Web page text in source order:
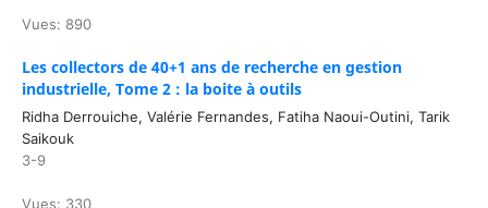
Vues: 890
Les collectors de 40+1 ans de recherche en gestion
industrielle, Tome 2 : la boite à outils
Ridha Derrouiche, Valérie Fernandes, Fatiha Naoui-Outini, Tarik
Saikouk
3-9
Vues: 330